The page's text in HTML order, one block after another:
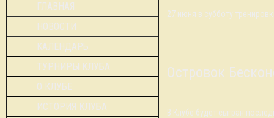
ГЛАВНАЯ
НОВОСТИ
КАЛЕНДАРЬ
ТУРНИРЫ КЛУБА
О КЛУБЕ
ИСТОРИЯ КЛУБА
27 июня в субботу
Островок
В Клубе будет сыгран